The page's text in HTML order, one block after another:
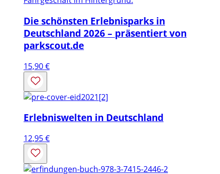
Die schönsten Erlebnisparks in
Deutschland 2026 – präsentiert von
parkscout.de
15,90€
Erlebniswelten in Deutschland
12,95€